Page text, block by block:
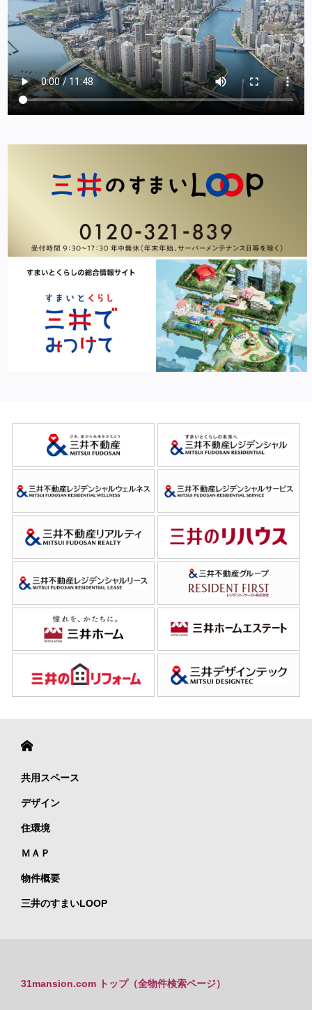
共用スペース
デザイン
住環境
ＭＡＰ
物件概要
三井のすまいLOOP
31mansion.com トップ（全物件検索ページ）